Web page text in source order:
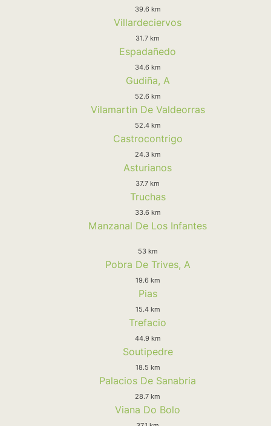
39.6 km
Villardeciervos
31.7 km
Espadañedo
34.6 km
Gudiña, A
52.6 km
Vilamartin De Valdeorras
52.4 km
Castrocontrigo
24.3 km
Asturianos
37.7 km
Truchas
33.6 km
Manzanal De Los Infantes
53 km
Pobra De Trives, A
19.6 km
Pias
15.4 km
Trefacio
44.9 km
Soutipedre
18.5 km
Palacios De Sanabria
28.7 km
Viana Do Bolo